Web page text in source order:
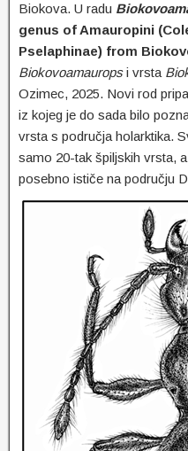
Biokova. U radu
genus of Amauropini
Pselaphinae) from
Biokovoamauropsi vrsta
Ozimec, 2025. Novi rod
iz kojeg je do sada bilo
vrsta s područja holarktika.
samo 20-tak špiljskih vrsta,
posebno ističe na području